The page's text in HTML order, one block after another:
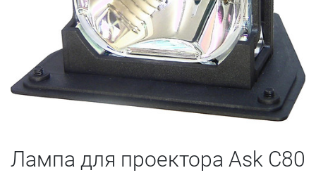
Лампа для проектора Ask C80